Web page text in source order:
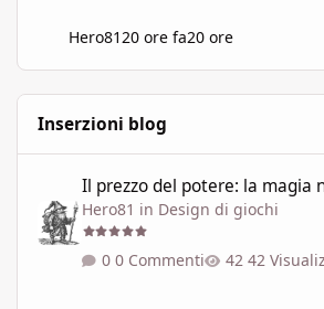
Hero8120 ore fa20 ore
Inserzioni blog
Il prezzo del potere: la magia
Hero81 in Design di giochi
0 Commenti 42